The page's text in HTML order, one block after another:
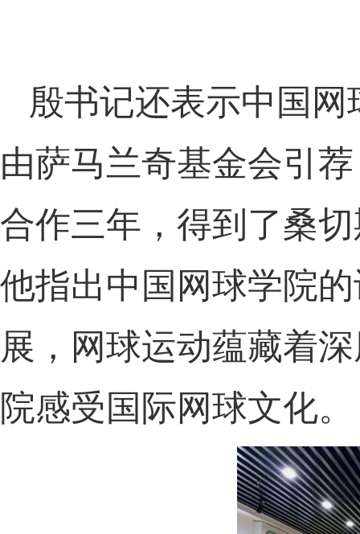
殷书记还表示中国
由萨马兰奇基金会引
合作三年，得到了桑
他指出中国网球学院
展，网球运动蕴藏着
院感受国际网球文化。